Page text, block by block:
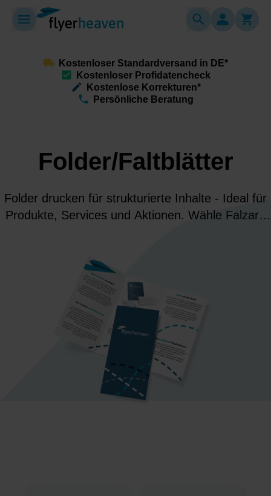
Kostenloser Standardversand in DE*
Kostenloser Profidatencheck
Kostenlose Korrekturen*
Persönliche Beratung
Folder/Faltblätter
Folder drucken für strukturierte Inhalte - Ideal für
Produkte, Services und Aktionen. Wähle Falzart,